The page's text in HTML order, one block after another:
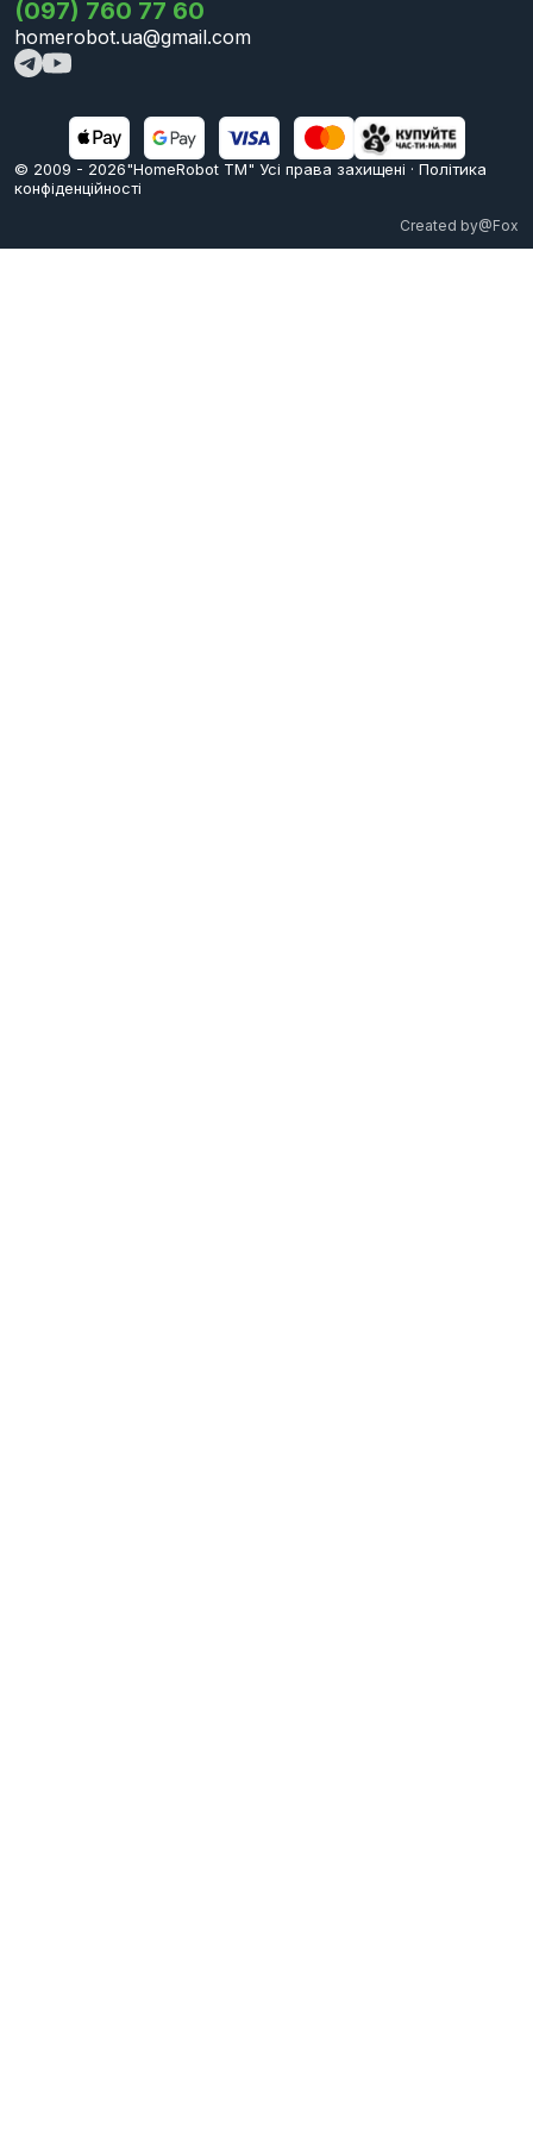
(097) 760 77 60
homerobot.ua@gmail.com
© 2009 - 2026"HomeRobot ТМ" Усi права захищені · Політика
конфіденційності
Created by@Fox